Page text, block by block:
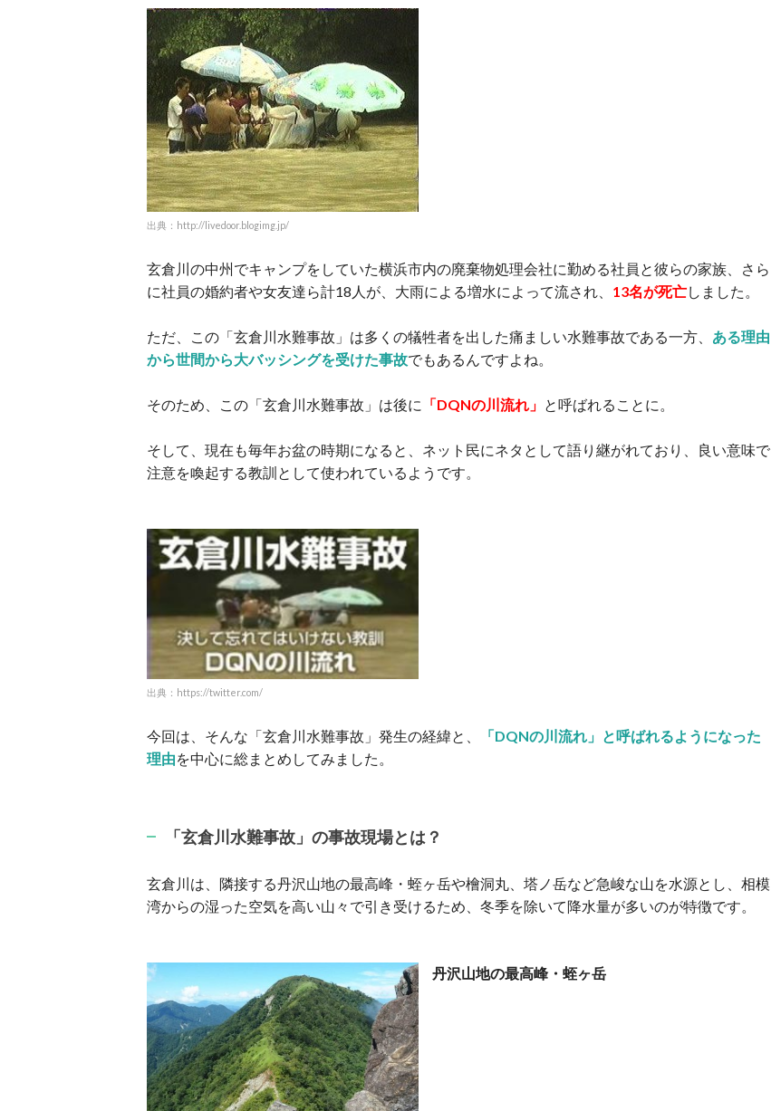
出典：http://livedoor.blogimg.jp/
玄倉川の中州でキャンプをしていた横浜市内の廃棄物処理会社に勤める社員と彼らの家族、さら
に社員の婚約者や女友達ら計18人が、大雨による増水によって流され、 13名が死亡しました。
ただ、この「玄倉川水難事故」は多くの犠牲者を出した痛ましい水難事故である一方、 ある理由
から世間から大バッシングを受けた事故でもあるんですよね。
そのため、この「玄倉川水難事故」は後に 「DQNの川流れ」 と呼ばれることに。
そして、現在も毎年お盆の時期になると、ネット民にネタとして語り継がれており、良い意味で
注意を喚起する教訓として使われているようです。
出典：https://twitter.com/
今回は、そんな「玄倉川水難事故」発生の経緯と、
「DQNの川流れ」と呼ばれるようになった
理由を中心に総まとめしてみました。
「玄倉川水難事故」の事故現場とは？
玄倉川は、隣接する丹沢山地の最高峰・蛭ヶ岳や檜洞丸、塔ノ岳など急峻な山を水源とし、相模
湾からの湿った空気を高い山々で引き受けるため、冬季を除いて降水量が多いのが特徴です。
丹沢山地の最高峰・蛭ヶ岳